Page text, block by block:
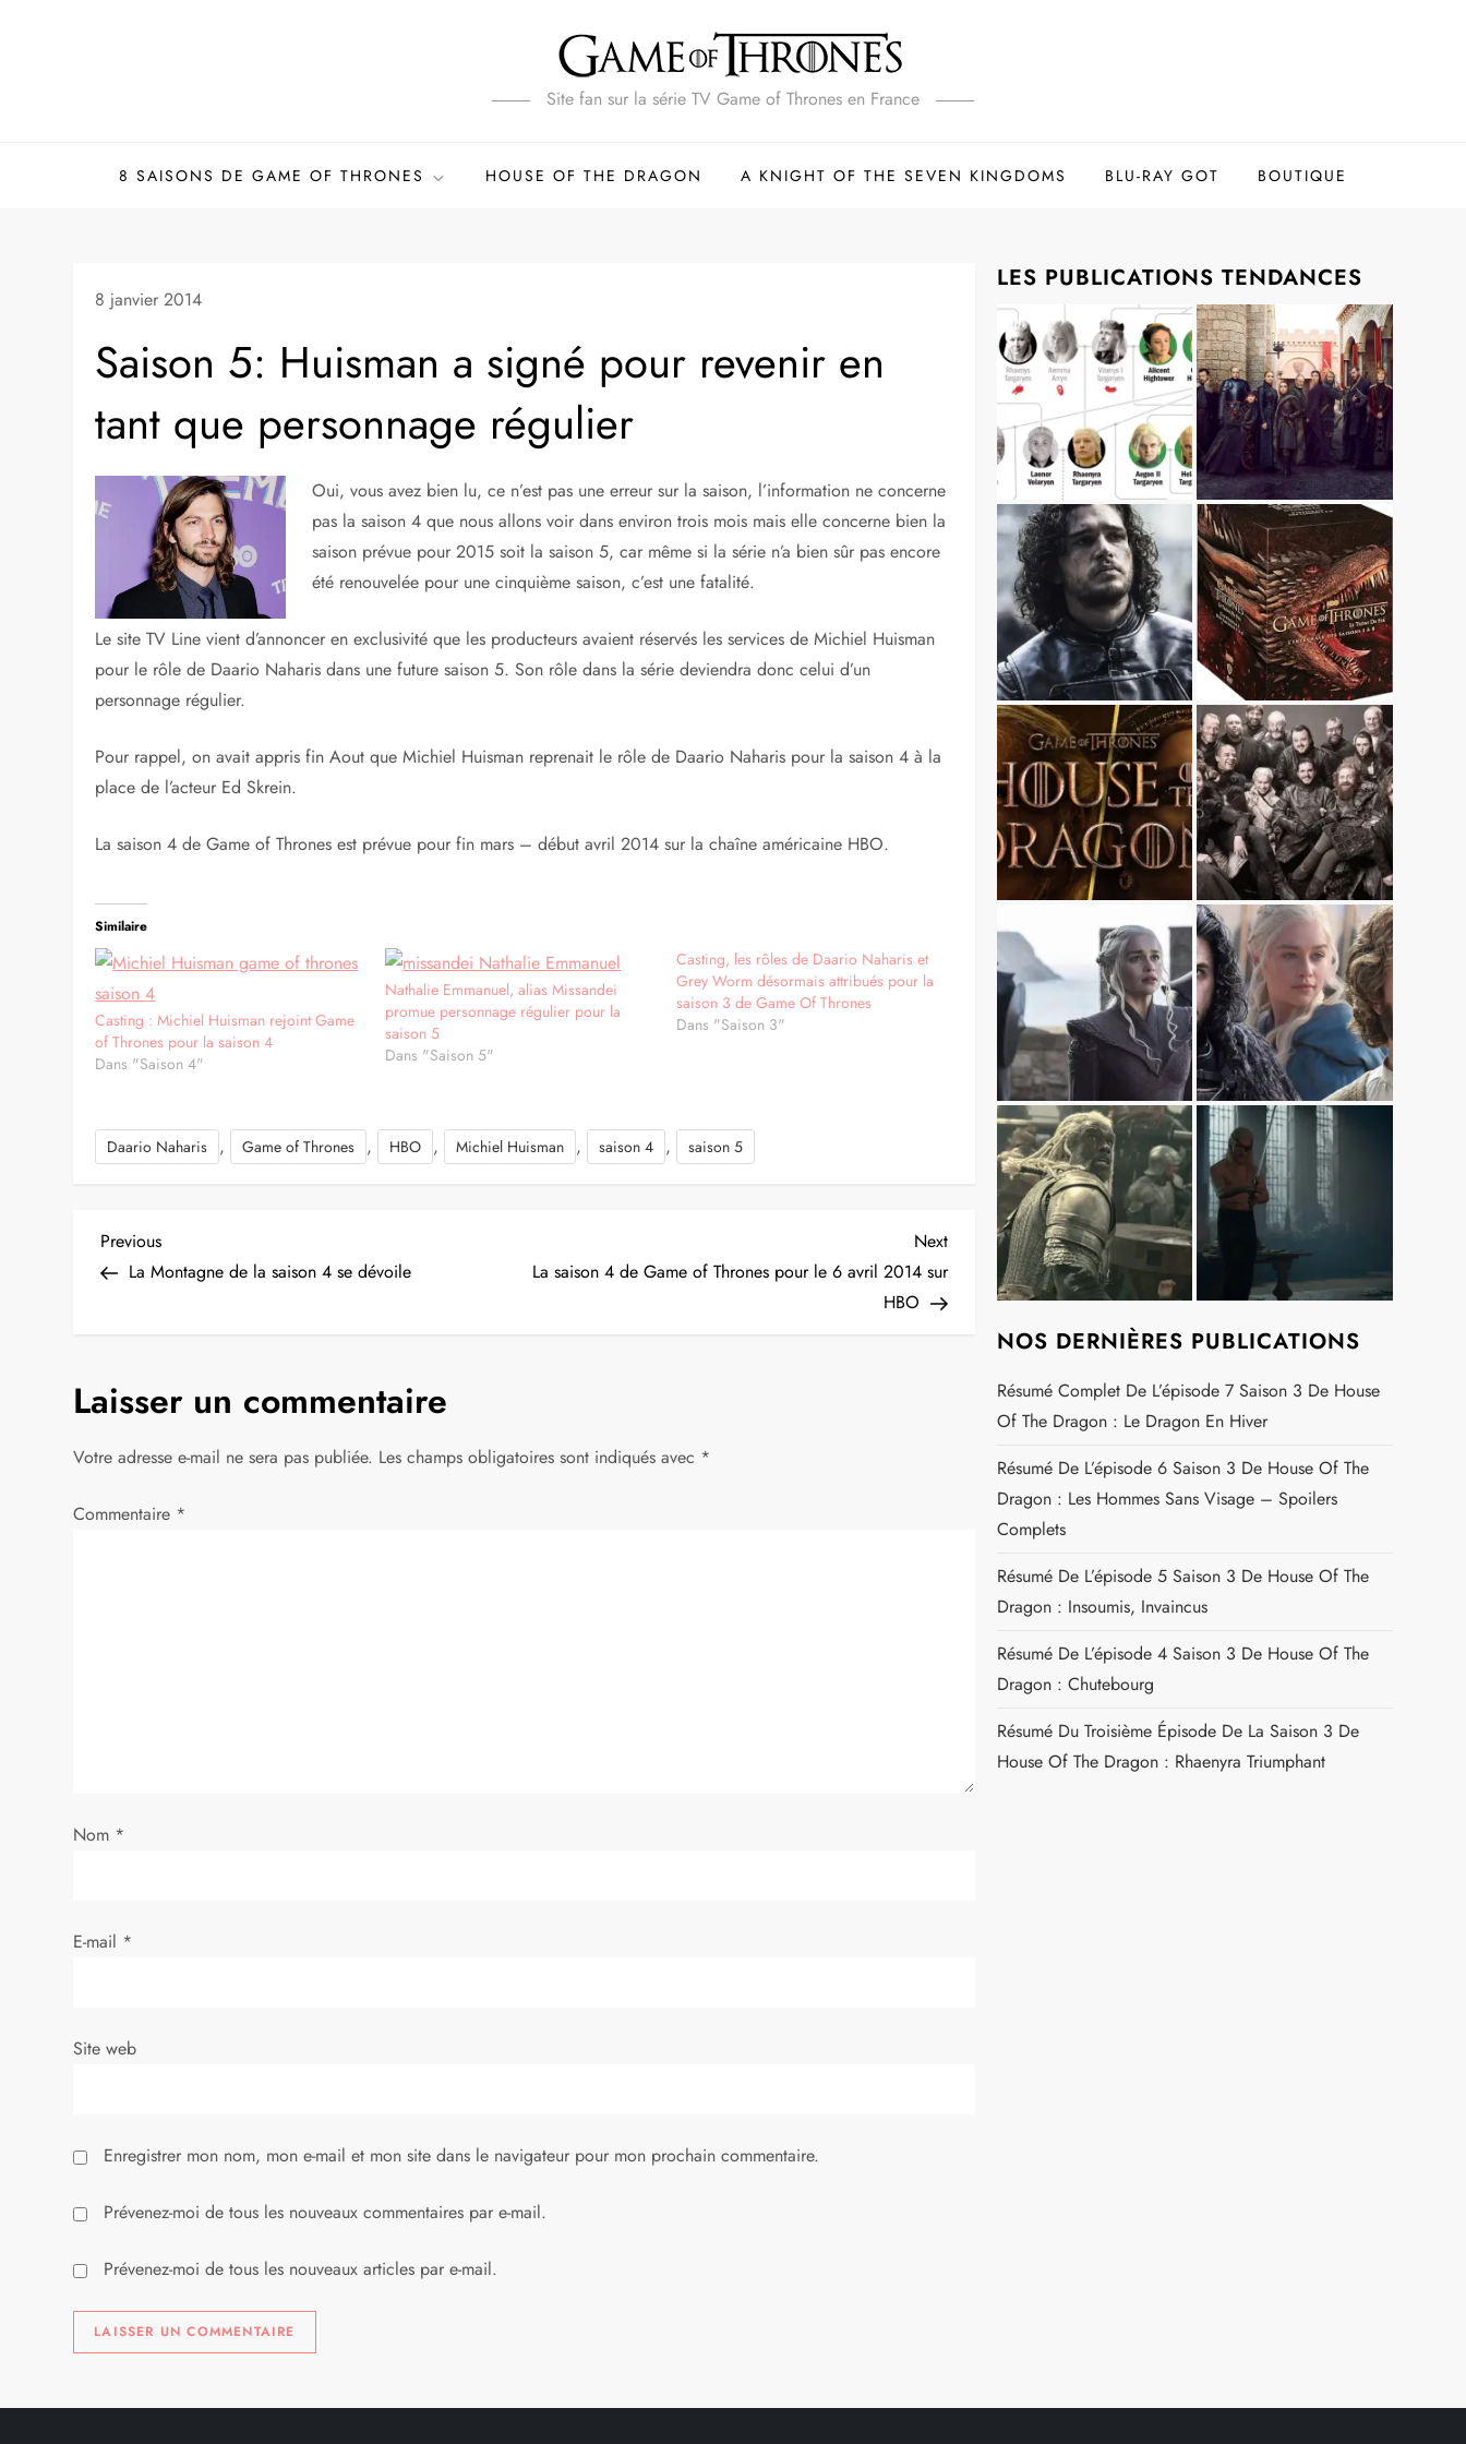
Site fan sur la série TV Game of Thrones en France
8 SAISONS DE GAME OF THRONES HOUSE OF THE DRAGON A KNIGHT OF THE SEVEN KINGDOMS BLU-RAY GOT BOUTIQUE
8 janvier 2014
Saison 5: Huisman a signé pour revenir en
tant que personnage régulier
Oui, vous avez bien lu, ce n’est pas une erreur sur la saison, l’information ne concerne
pas la saison 4 que nous allons voir dans environ trois mois mais elle concerne bien la
saison prévue pour 2015 soit la saison 5, car même si la série n’a bien sûr pas encore
été renouvelée pour une cinquième saison, c’est une fatalité.
Le site TV Line vient d’annoncer en exclusivité que les producteurs avaient réservés les services de Michiel Huisman
pour le rôle de Daario Naharis dans une future saison 5. Son rôle dans la série deviendra donc celui d’un
personnage régulier.
Pour rappel, on avait appris fin Aout que Michiel Huisman reprenait le rôle de Daario Naharis pour la saison 4 à la
place de l’acteur Ed Skrein.
La saison 4 de Game of Thrones est prévue pour fin mars – début avril 2014 sur la chaîne américaine HBO.
Similaire
Casting : Michiel Huisman rejoint Game
of Thrones pour la saison 4
Dans "Saison 4"
Nathalie Emmanuel, alias Missandei
promue personnage régulier pour la
saison 5
Dans "Saison 5"
Casting, les rôles de Daario Naharis et
Grey Worm désormais attribués pour la
saison 3 de Game Of Thrones
Dans "Saison 3"
Daario Naharis , Game of Thrones , HBO , Michiel Huisman , saison 4 , saison 5
N
i
g
a
e
t
c
l
e
Previous
Post
Previous
La Montagne de la saison 4 se dévoile
Next
Post
Next
La saison 4 de Game of Thrones pour le 6 avril 2014 sur
HBO
Laisser un commentaire
Votre adresse e-mail ne sera pas publiée. Les champs obligatoires sont indiqués avec *
Commentaire *
Nom *
E-mail *
Site web
Enregistrer mon nom, mon e-mail et mon site dans le navigateur pour mon prochain commentaire.
Prévenez-moi de tous les nouveaux commentaires par e-mail.
Prévenez-moi de tous les nouveaux articles par e-mail.
LES PUBLICATIONS TENDANCES
NOS DERNIÈRES PUBLICATIONS
Résumé Complet De L’épisode 7 Saison 3 De House
Of The Dragon : Le Dragon En Hiver
Résumé De L’épisode 6 Saison 3 De House Of The
Dragon : Les Hommes Sans Visage – Spoilers
Complets
Résumé De L’épisode 5 Saison 3 De House Of The
Dragon : Insoumis, Invaincus
Résumé De L’épisode 4 Saison 3 De House Of The
Dragon : Chutebourg
Résumé Du Troisième Épisode De La Saison 3 De
House Of The Dragon : Rhaenyra Triumphant